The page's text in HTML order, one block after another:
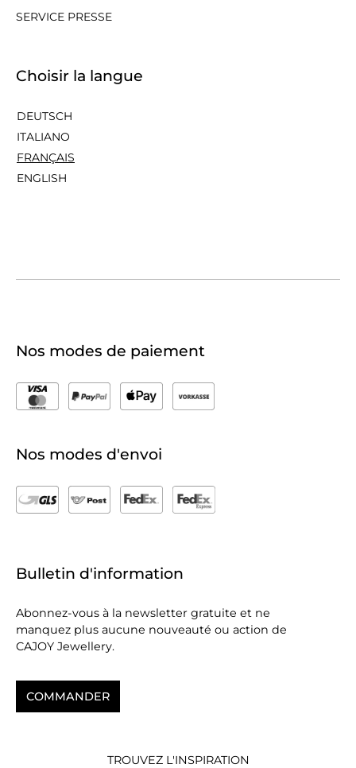
SERVICE PRESSE
Choisir la langue
DEUTSCH
ITALIANO
FRANÇAIS
ENGLISH
Nos modes de paiement
Nos modes d'envoi
Bulletin d'information
Abonnez-vous à la newsletter gratuite et ne
manquez plus aucune nouveauté ou action de
CAJOY Jewellery.
COMMANDER
TROUVEZ L'INSPIRATION